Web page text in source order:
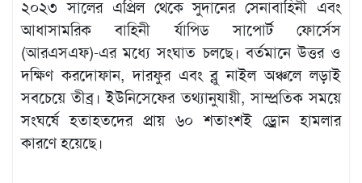
২০২৩ সালের এপ্রিল থেকে সুদানের সেনাবাহিনী এবং
আধাসামরিক বাহিনী র্যাপিড সাপোর্ট ফোর্সেস
(আরএসএফ)-এর মধ্যে সংঘাত চলছে। বর্তমানে উত্তর ও
দক্ষিণ করদোফান, দারফুর এবং ব্লু নাইল অঞ্চলে লড়াই
সবচেয়ে তীব্র। ইউনিসেফের তথ্যানুযায়ী, সাম্প্রতিক সময়ে
সংঘর্ষে হতাহতদের প্রায় ৬০ শতাংশই ড্রোন হামলার
কারণে হয়েছে।